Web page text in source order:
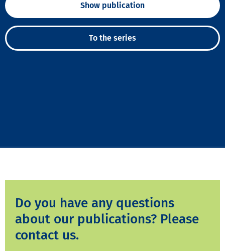
Show publication
To the series
Do you have any questions
about our publications? Please
contact us.